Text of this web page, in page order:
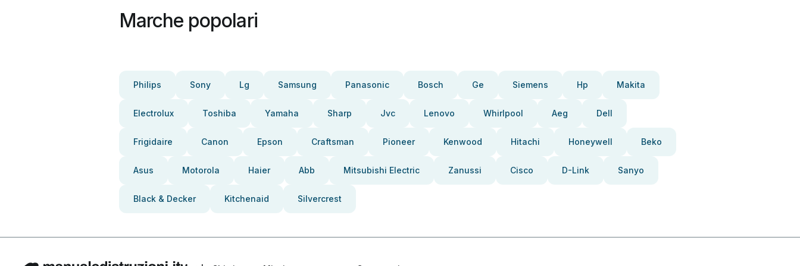
Marche popolari
Philips Sony Lg Samsung Panasonic Bosch Ge Siemens Hp Makita
Electrolux Toshiba Yamaha Sharp Jvc Lenovo Whirlpool Aeg Dell
Frigidaire Canon Epson Craftsman Pioneer Kenwood Hitachi Honeywell Beko
Asus Motorola Haier Abb Mitsubishi Electric Zanussi Cisco D-Link Sanyo
Black & Decker Kitchenaid Silvercrest